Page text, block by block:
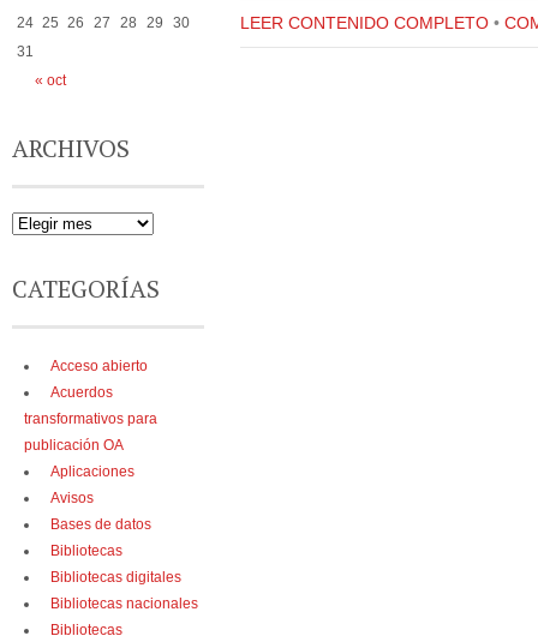
LEER CONTENIDO COMPLETO •
« oct
24 25 26 27 28 29
30
31
ARCHIVOS
CATEGORÍAS
Acceso abierto
Acuerdos
transformativos para
publicación OA
Aplicaciones
Avisos
Bases de datos
Bibliotecas
Bibliotecas digitales
Bibliotecas nacionales
Bibliotecas